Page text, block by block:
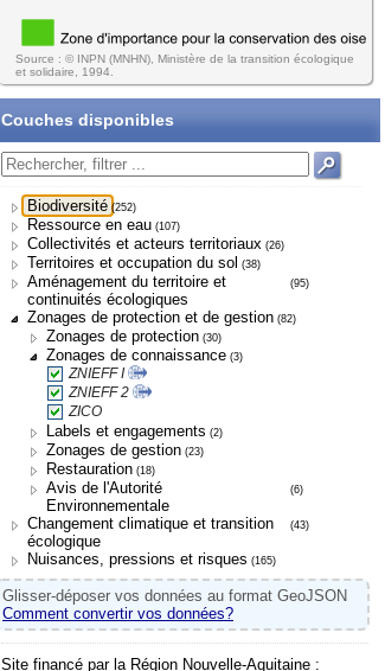
Source : © INPN (MNHN), Ministère de la transition écologique
et solidaire, 1994.
Couches disponibles
Biodiversité (252)
Ressource en eau (107)
Collectivités et acteurs territoriaux (26)
Territoires et occupation du sol (38)
Aménagement du territoire et
continuités écologiques
(95)
Zonages de protection et de gestion (82)
Zonages de protection (30)
Zonages de connaissance (3)
ZNIEFF I
ZNIEFF 2
ZICO
Labels et engagements (2)
Zonages de gestion (23)
Restauration (18)
Avis de l'Autorité
Environnementale
(6)
Changement climatique et transition
écologique
(43)
Nuisances, pressions et risques (165)
Glisser-déposer vos données au format GeoJSON
Comment convertir vos données?
Site financé par la Région Nouvelle-Aquitaine :